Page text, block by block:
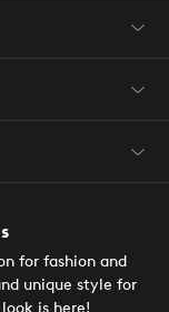
for fashion and
unique style for
is here!